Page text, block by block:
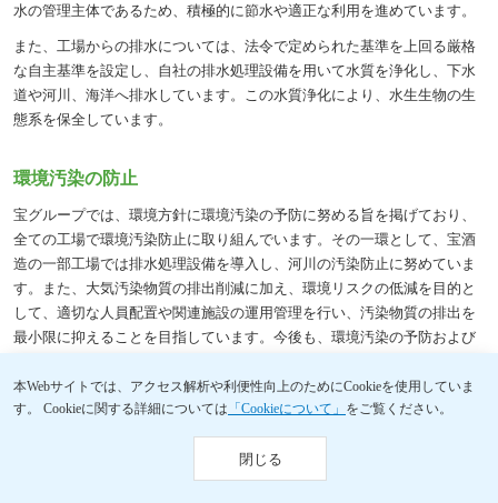
水の管理主体であるため、積極的に節水や適正な利用を進めています。
また、工場からの排水については、法令で定められた基準を上回る厳格
な自主基準を設定し、自社の排水処理設備を用いて水質を浄化し、下水
道や河川、海洋へ排水しています。この水質浄化により、水生生物の生
態系を保全しています。
環境汚染の防止
宝グループでは、環境方針に環境汚染の予防に努める旨を掲げており、
全ての工場で環境汚染防止に取り組んでいます。その一環として、宝酒
造の一部工場では排水処理設備を導入し、河川の汚染防止に努めていま
す。また、大気汚染物質の排出削減に加え、環境リスクの低減を目的と
して、適切な人員配置や関連施設の運用管理を行い、汚染物質の排出を
最小限に抑えることを目指しています。今後も、環境汚染の予防および
水使用量削減と適正化の取り組み事例
宝グループでは、水資源の持続可能な利用を目指し、特に水使用量の多
本Webサイトでは、アクセス解析や利便性向上のためにCookieを使用していま
す。 Cookieに関する詳細については 「Cookieについて」 をご覧ください。
閉じる